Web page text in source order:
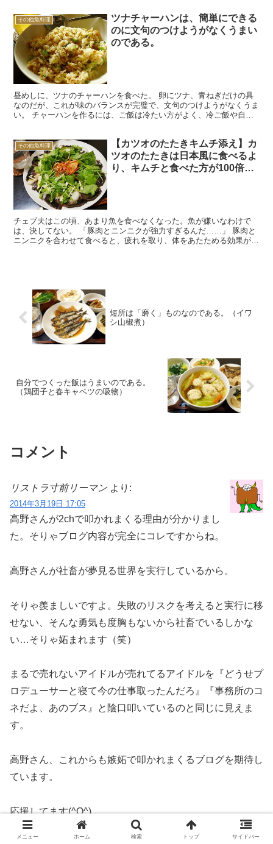
その他魚料理
ツナチャーハンは、簡単にできる
のに文句のつけようがなくうまい
のである。
昼めしに、ツナのチャーハンを食べた。 卵にツナ、青ねぎだけの具
なのだが、これが味のバランスが完璧で、文句のつけようがなくうま
い。 チャーハンを作るには、ご飯は冷たい方がよく、冷ご飯や自然
その他魚料理
【カツオのたたきキムチ添え】カ
ツオのたたきは日本風に食べるよ
り、キムチと食べた方が100倍う
チェブ夫はこの頃、あまり魚を食べなくなった。魚が嫌いなわけで
は、決してない。 「豚肉とニンニクが強力すぎるんだ……」 豚肉と
ニンニクを合わせて食べると、疲れを取り、体をあたためる効果がと
短所は「磨く」ものなのである。（イワ
シ山椒煮）
自分でつくった飯はうまいのである。
（鶏団子と春キャベツの吸物）
コメント
リストラ寸前リーマン より:
2014年3月19日 17:05
高野さんが2chで叩かれまくる理由が分かりまし
た。そりゃブログ内容が完全にコレですからね。
高野さんが社畜が夢見る世界を実行しているから。
そりゃ羨ましいですよ。失敗のリスクを考えると実行に移
せない、そんな勇気も度胸もないから社畜でいるしかな
い…そりゃ妬まれます（笑）
まるで売れないアイドルが売れてるアイドルを『どうせプ
ロデューサーと寝て今の仕事取ったんだろ』『事務所のコ
ネだよ、あのブス』と陰口叩いているのと同じに見えま
す。
高野さん、これからも嫉妬で叩かれまくるブログを期待し
ています。
応援してます(^O^)
メニュー ホーム 検索 トップ サイドバー